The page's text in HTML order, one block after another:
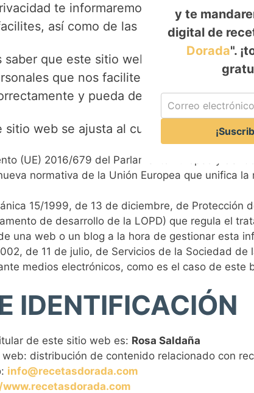
te informaremos con total
así como de las obligaciones y
saber que este sitio web se adapta a la
que nos facilites con tu
y pueda desarrollar su
web se ajusta al cumplimiento de las
(UE) 2016/679 del Parlamento Europeo y del
normativa de la Unión Europea que unifica
15/1999, de 13 de diciembre, de Protección
de desarrollo de la LOPD) que regula el
una web o un blog a la hora de gestionar esta
de 11 de julio, de Servicios de la Sociedad
medios electrónicos, como es el caso de este
IDENTIFICACIÓN
de este sitio web es: Rosa Saldaña
distribución de contenido relacionado con
info@recetasdorada.com
y te
digital de
Dorada".